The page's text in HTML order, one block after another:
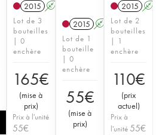
2015 A
Lot de 3
bouteilles
| 0
enchère
165€
(mise à
prix)
Prix à l'unité
55€
2015 A
Lot de 1
bouteille
| 0
enchère
55€
(mise à
prix)
2015 A
Lot de 2
bouteilles
| 1
enchère
110€
(prix
actuel)
Prix à
l'unité 55€